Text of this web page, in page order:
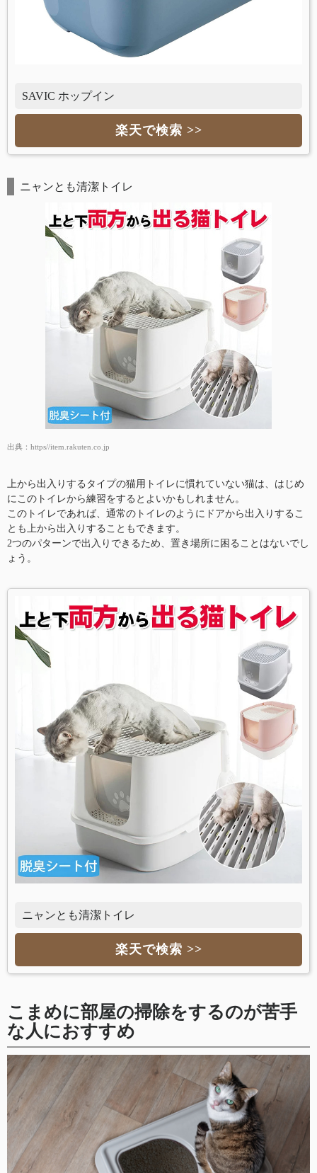
SAVIC ホップイン
楽天で検索 >>
ニャンとも清潔トイレ
出典： https//item.rakuten.co.jp
上から出入りするタイプの猫用トイレに慣れていない猫は、はじめ
にこのトイレから練習をするとよいかもしれません。
このトイレであれば、通常のトイレのようにドアから出入りするこ
とも上から出入りすることもできます。
2つのパターンで出入りできるため、置き場所に困ることはないでし
ょう。
ニャンとも清潔トイレ
楽天で検索 >>
こまめに部屋の掃除をするのが苦手
な人におすすめ